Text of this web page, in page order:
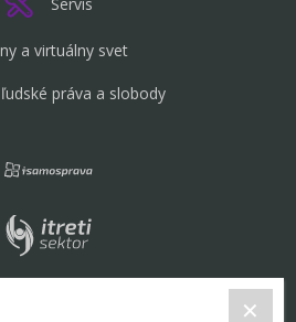
a virtuálny svet
práva a slobody